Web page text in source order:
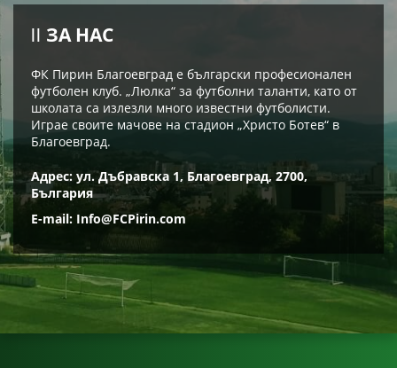
ЗА НАС
ФК Пирин Благоевград е български професионален
футболен клуб. „Люлка“ за футболни таланти, като от
школата са излезли много известни футболисти.
Играе своите мачове на стадион „Христо Ботев“ в
Благоевград.
Адрес: ул. Дъбравска 1, Благоевград, 2700,
България
E-mail: Info@FCPirin.com